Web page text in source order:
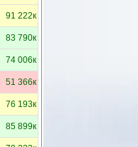
91 222к
83 790к
74 006к
51 366к
76 193к
85 899к